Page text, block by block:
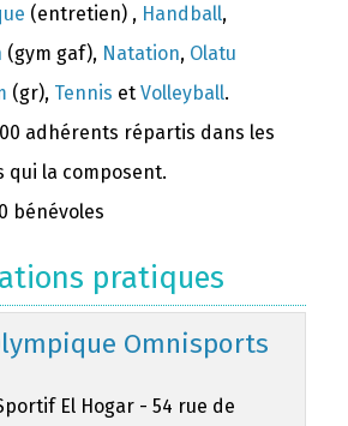
(entretien) , Handball,
(gym gaf), Natation, Olatu
(gr), Tennis et Volleyball.
adhérents répartis dans les
qui la composent.
bénévoles
pratiques
Omnisports
El Hogar - 54 rue de